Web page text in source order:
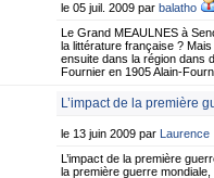
le 05 juil. 2009 par balatho
Le Grand MEAULNES à
la littérature française ?
ensuite dans la région dans
Fournier en 1905 Alain-
L’impact de la première
le 13 juin 2009 par Laurence
L’impact de la première
la première guerre